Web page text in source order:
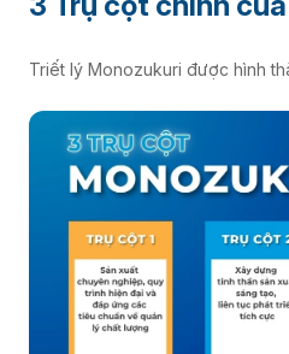
Triết lý Monozukuri được hình